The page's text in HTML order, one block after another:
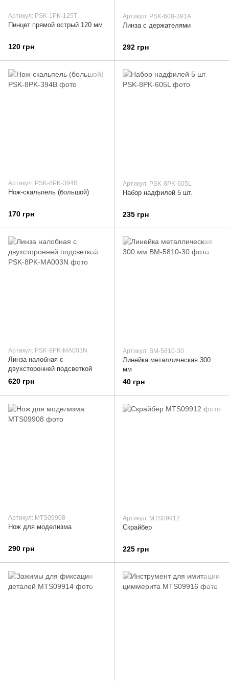
Артикул: PSK-1PK-125T
Пинцет прямой острый 120 мм
120 грн
Артикул: PSK-608-391A
Линза с держателями
292 грн
Артикул: PSK-8PK-394B
Нож-скальпель (большой)
170 грн
Артикул: PSK-8PK-605L
Набор надфилей 5 шт.
235 грн
Артикул: PSK-8PK-MA003N
Линза налобная с
двухсторонней подсветкой
620 грн
Артикул: BM-5810-30
Линейка металлическая 300
мм
40 грн
Артикул: MTS09908
Нож для моделизма
290 грн
Артикул: MTS09912
Скрайбер
225 грн